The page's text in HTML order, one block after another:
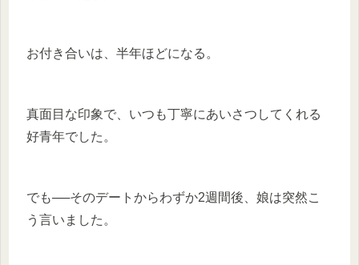
お付き合いは、半年ほどになる。
真面目な印象で、いつも丁寧にあいさつしてくれる
好青年でした。
でも──そのデートからわずか2週間後、娘は突然こ
う言いました。